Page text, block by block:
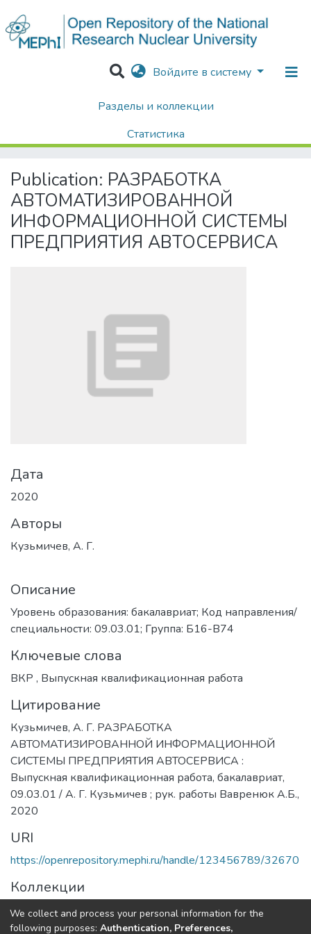
Войдите в систему
Разделы и коллекции
Статистика
Диссертации / Выпускные квалификационные работы
РАЗРАБОТКА АВТОМАТИЗИРОВАННОЙ ИНФОРМАЦИОННОЙ СИСТЕМЫ ПРЕДПРИЯТИЯ АВТОСЕРВИСА
Publication: РАЗРАБОТКА
АВТОМАТИЗИРОВАННОЙ
ИНФОРМАЦИОННОЙ СИСТЕМЫ
ПРЕДПРИЯТИЯ АВТОСЕРВИСА
Дата
2020
Авторы
Кузьмичев, А. Г.
Описание
Уровень образования: бакалавриат; Код направления/
специальности: 09.03.01; Группа: Б16-В74
Ключевые слова
ВКР , Выпускная квалификационная работа
Цитирование
Кузьмичев, А. Г. РАЗРАБОТКА
АВТОМАТИЗИРОВАННОЙ ИНФОРМАЦИОННОЙ
СИСТЕМЫ ПРЕДПРИЯТИЯ АВТОСЕРВИСА :
Выпускная квалификационная работа, бакалавриат,
09.03.01 / А. Г. Кузьмичев ; рук. работы Вавренюк А.Б.,
2020
URI
https://openrepository.mephi.ru/handle/123456789/32670
Коллекции
Выпускные квалификационные работы
We collect and process your personal information for the
following purposes: Authentication, Preferences,